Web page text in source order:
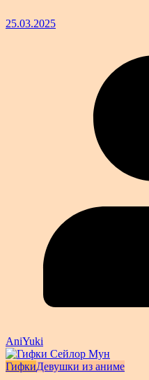
25.03.2025
AniYuki
ГифкиДевушки из аниме